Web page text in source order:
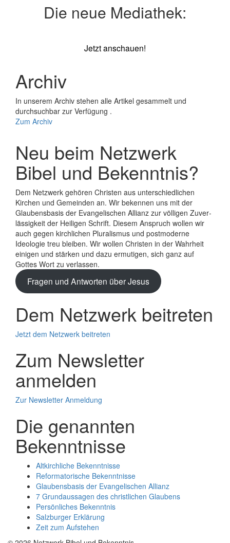
Die neue Mediathek:
Jetzt anschauen!
Archiv
In unserem Archiv stehen alle Artikel gesammelt und
durchsuchbar zur Verfügung .
Zum Archiv
Neu beim Netzwerk
Bibel und Bekenntnis?
Dem Netzwerk gehören Christen aus unterschiedlichen
Kirchen und Gemeinden an. Wir bekennen uns mit der
Glaubens­basis der Evange­lischen Allianz zur völligen Zuver­
lässigkeit der Heiligen Schrift. Diesem Anspruch wollen wir
auch gegen kirchlichen Plura­lismus und post­moderne
Ideologie treu bleiben. Wir wollen Christen in der Wahrheit
einigen und stärken und dazu ermutigen, sich ganz auf
Gottes Wort zu verlassen.
Fragen und Antworten über Jesus
Dem Netzwerk beitreten
Jetzt dem Netzwerk beitreten
Zum Newsletter
anmelden
Zur Newsletter Anmeldung
Die genannten
Bekenntnisse
Altkirchliche Bekenntnisse
Reformatorische Bekenntnisse
Glaubensbasis der Evangelischen Allianz
7 Grundaussagen des christlichen Glaubens
Persönliches Bekenntnis
Salzburger Erklärung
Zeit zum Aufstehen